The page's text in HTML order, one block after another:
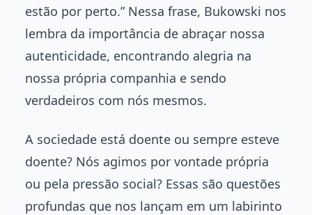
estão por perto.” Nessa frase, Bukowski nos
lembra da importância de abraçar nossa
autenticidade, encontrando alegria na
nossa própria companhia e sendo
verdadeiros com nós mesmos.
A sociedade está doente ou sempre esteve
doente? Nós agimos por vontade própria
ou pela pressão social? Essas são questões
profundas que nos lançam em um labirinto